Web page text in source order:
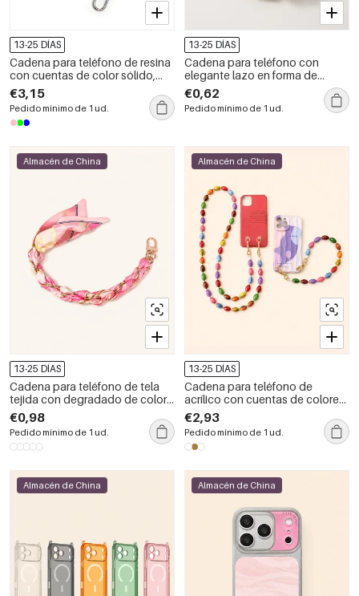
13-25 DÍAS
Cadena para teléfono de resina
con cuentas de color sólido,
forma irregular y forma sencilla,
de la serie Simple Daily.
€3,15
Pedido mínimo de 1 ud.
13-25 DÍAS
Cadena para teléfono con
elegante lazo en forma de
corazón de la serie Simple, color
sólido, imitación de perlas y
perlas artificiales.
€0,62
Pedido mínimo de 1 ud.
Almacén de China
13-25 DÍAS
Cadena para teléfono de tela
tejida con degradado de color,
de la serie Simple Casual Flower
Leopard Print Stripe Plaid Polka
Dots Chain
€0,98
Pedido mínimo de 1 ud.
Almacén de China
13-25 DÍAS
Cadena para teléfono de
acrílico con cuentas de colores
variados de la serie Simple
Casual Beads
€2,93
Pedido mínimo de 1 ud.
Almacén de China Almacén de China